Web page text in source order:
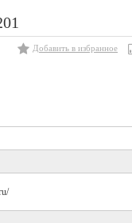
Добавить в избранное